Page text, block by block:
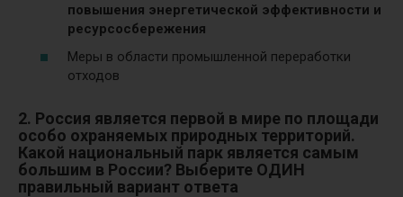
повышения энергетической эффективности и
ресурсосбережения
Меры в области промышленной переработки
отходов
2. Россия является первой в мире по площади
особо охраняемых природных территорий.
Какой национальный парк является самым
большим в России? Выберите ОДИН
правильный вариант ответа